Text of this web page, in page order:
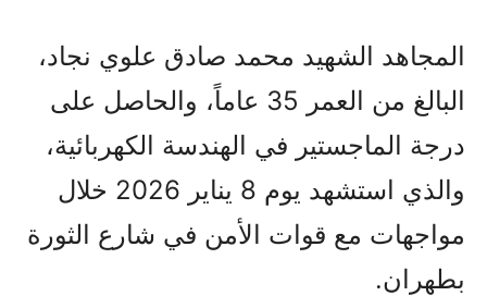
المجاهد الشهيد محمد صادق علوي نجاد،
البالغ من العمر 35 عاماً، والحاصل على
درجة الماجستير في الهندسة الكهربائية،
والذي استشهد يوم 8 يناير 2026 خلال
مواجهات مع قوات الأمن في شارع الثورة
بطهران.